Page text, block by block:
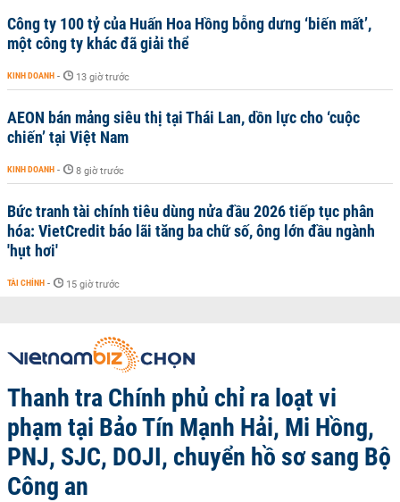
Công ty 100 tỷ của Huấn Hoa Hồng bỗng dưng ‘biến mất’,
một công ty khác đã giải thể
KINH DOANH - 13 giờ trước
AEON bán mảng siêu thị tại Thái Lan, dồn lực cho ‘cuộc
chiến’ tại Việt Nam
KINH DOANH - 8 giờ trước
Bức tranh tài chính tiêu dùng nửa đầu 2026 tiếp tục phân
hóa: VietCredit báo lãi tăng ba chữ số, ông lớn đầu ngành
'hụt hơi'
TÀI CHÍNH - 15 giờ trước
Thanh tra Chính phủ chỉ ra loạt vi
phạm tại Bảo Tín Mạnh Hải, Mi Hồng,
PNJ, SJC, DOJI, chuyển hồ sơ sang Bộ
Công an